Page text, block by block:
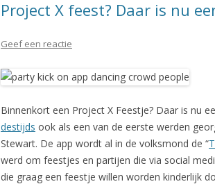
Project X feest? Daar is nu
Geef een reactie
Binnenkort een Project X Feestje? Daar is nu
destijds ook als een van de eerste werden
Stewart. De app wordt al in de volksmond de “
werd om feestjes en partijen die via social
die graag een feestje willen worden kinderlijk